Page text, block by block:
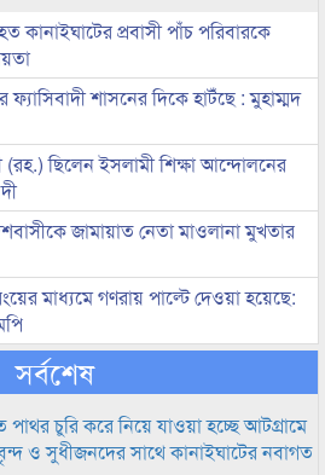
কানাইঘাটের প্রবাসী পাঁচ পরিবারকে
ফ্যাসিবাদী শাসনের দিকে হাটঁছে : মুহাম্মদ
(রহ.) ছিলেন ইসলামী শিক্ষা আন্দোলনের
জামায়াত নেতা মাওলানা মুখতার
মাধ্যমে গণরায় পাল্টে দেওয়া হয়েছে:
সর্বশেষ
চুরি করে নিয়ে যাওয়া হচ্ছে আটগ্রামে
ও সুধীজনদের সাথে কানাইঘাটের নবাগত